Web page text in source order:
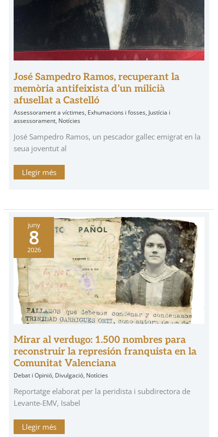
José Sampedro Ramos, recuperant la
memòria antifeixista d’un milicià
afusellat a Castelló
Assessorament a víctimes, Exhumacions i fosses, Justícia i
assessorament, Notícies
José Sampedro Ramos, un pescador gallec emigrat en la
seua joventut al
Llegir més
juny
8
2026
Mirar al verdugo: 1.500 nombres para
reconstruir la represión franquista en la
Comunitat Valenciana
Debat i Opinió, Divulgació, Notícies
Reportatge elaborat per la peridista i subdirectora de
Levante-EMV, Isabel
Mirar
verdugo:
1.500
nombres
para
reconstruir
la
represión
franquista
en
la
Comunitat
Valenciana
Llegir més